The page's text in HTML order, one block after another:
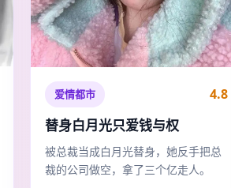
爱情都市 4.8
替身白月光只爱钱与权
被总裁当成白月光替身，她反手把总
裁的公司做空，拿了三个亿走人。